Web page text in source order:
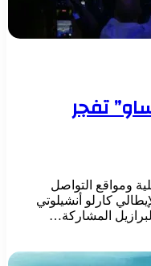
تفجر
ومواقع التواصل
كارلو أنشيلوتي
المشاركة…